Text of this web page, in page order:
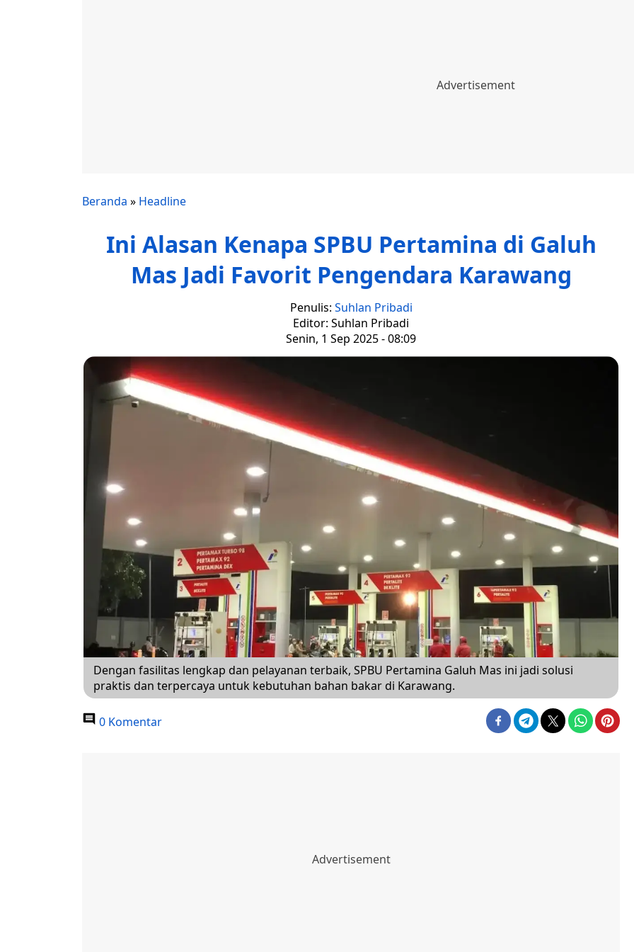
Beranda » Headline
Ini Alasan Kenapa SPBU Pertamina di Galuh
Mas Jadi Favorit Pengendara Karawang
Penulis: Suhlan Pribadi
Editor: Suhlan Pribadi
Senin, 1 Sep 2025 - 08:09
Dengan fasilitas lengkap dan pelayanan terbaik, SPBU Pertamina Galuh Mas ini jadi solusi
praktis dan terpercaya untuk kebutuhan bahan bakar di Karawang.
0 Komentar